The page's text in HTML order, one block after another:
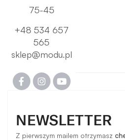
75-45
+48 534 657
565
sklep@modu.pl
NEWSLETTER
Z pierwszym mailem otrzymasz